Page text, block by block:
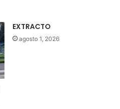
EXTRACTO
agosto 1, 2026